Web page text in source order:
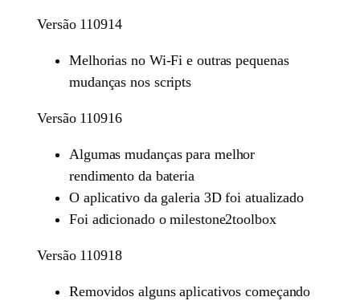
Versão 110914
Melhorias no Wi-Fi e outras pequenas
mudanças nos scripts
Versão 110916
Algumas mudanças para melhor
rendimento da bateria
O aplicativo da galeria 3D foi atualizado
Foi adicionado o milestone2toolbox
Versão 110918
Removidos alguns aplicativos começando